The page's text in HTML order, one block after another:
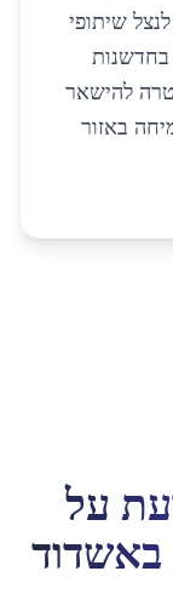
שיתופי
בחדשנות
להישאר
באזור
על
באשדוד